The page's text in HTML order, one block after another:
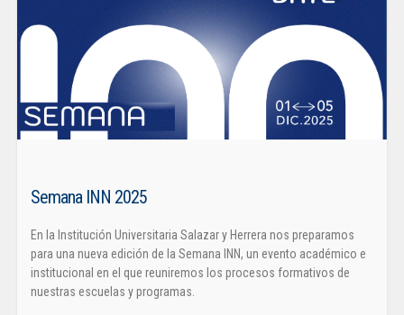
Semana INN 2025
En la Institución Universitaria Salazar y Herrera nos preparamos
para una nueva edición de la Semana INN, un evento académico e
institucional en el que reuniremos los procesos formativos de
nuestras escuelas y programas.